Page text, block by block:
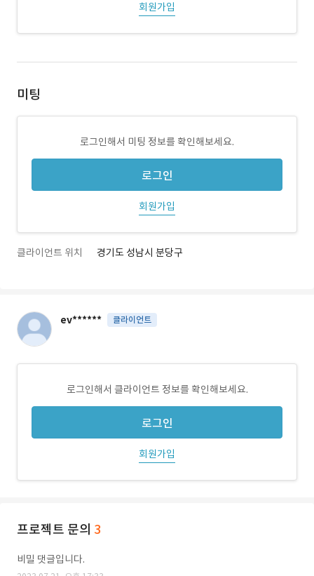
회원가입
미팅
로그인해서 미팅 정보를 확인해보세요.
로그인
회원가입
클라이언트 위치 경기도 성남시 분당구
ev****** 클라이언트
로그인해서 클라이언트 정보를 확인해보세요.
로그인
회원가입
프로젝트 문의 3
비밀 댓글입니다.